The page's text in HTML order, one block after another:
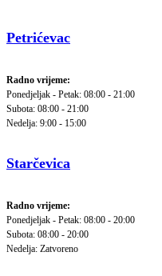
Petrićevac
Radno vrijeme:
Ponedjeljak - Petak: 08:00 - 21:00
Subota: 08:00 - 21:00
Nedelja: 9:00 - 15:00
Starčevica
Radno vrijeme:
Ponedjeljak - Petak: 08:00 - 20:00
Subota: 08:00 - 20:00
Nedelja: Zatvoreno